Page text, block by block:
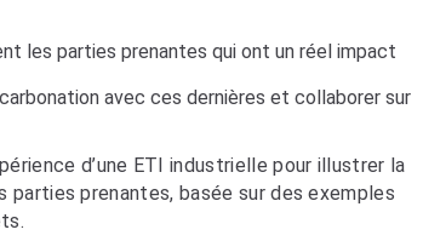
les parties prenantes qui ont un réel impact
avec ces dernières et collaborer sur
d’une ETI industrielle pour illustrer la
parties prenantes, basée sur des exemples